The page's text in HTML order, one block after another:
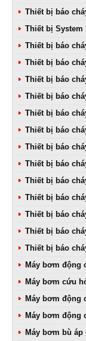
Thiết bị báo
Thiết bị System
Thiết bị báo
Thiết bị báo
Thiết bị báo
Thiết bị báo
Thiết bị báo
Thiết bị báo
Thiết bị báo
Thiết bị báo
Thiết bị báo
Thiết bị báo
Thiết bị báo
Thiết bị báo
Thiết bị báo
Máy bơm động
Máy bơm cứu
Máy bơm động
Máy bơm động
Máy bơm bù